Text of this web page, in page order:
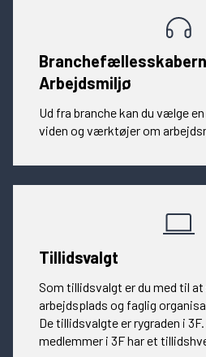
Arbejdsmiljø
Ud fra branche kan du vælge
viden og værktøjer om
Tillidsvalgt
Som tillidsvalgt er du med til at
arbejdsplads og faglig
De tillidsvalgte er rygraden i
medlemmer i 3F har et